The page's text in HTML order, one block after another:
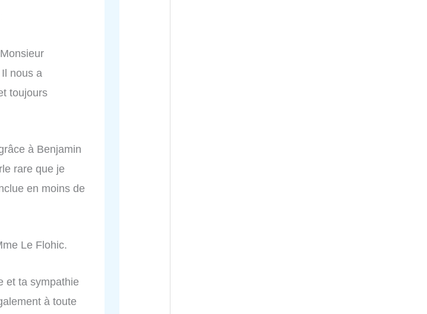
nous a
toujours
à Benjamin
rare que je
en moins de
Le Flohic.
et ta sympathie
à toute